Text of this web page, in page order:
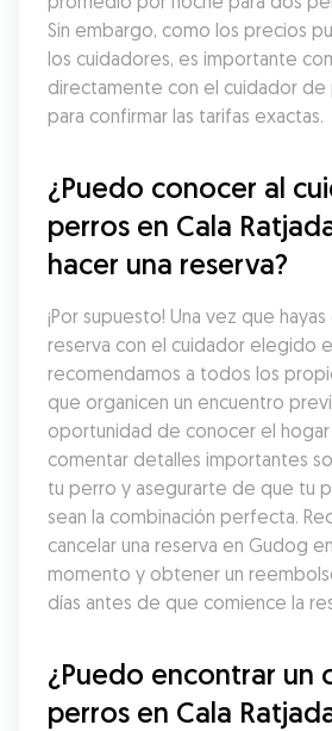
Sin embargo, como los precios
los cuidadores, es importante
directamente con el cuidador
para confirmar las tarifas exactas.
¿Puedo conocer al
perros en Cala
hacer una reserva?
¡Por supuesto! Una vez que
reserva con el cuidador elegido
recomendamos a todos los
que organicen un encuentro
oportunidad de conocer el
comentar detalles importantes
tu perro y asegurarte de que tu
sean la combinación perfecta.
cancelar una reserva en Gudog
momento y obtener un
días antes de que comience la
¿Puedo encontrar un
perros en Cala